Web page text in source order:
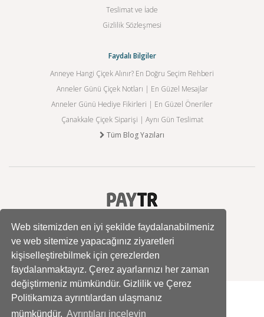
Web sitemizden en iyi şekilde faydalanabilmeniz
ve web sitemize yapacağınız ziyaretleri
kişiselleştirebilmek için çerezlerden
faydalanmaktayız. Çerez ayarlarınızı her zaman
değiştirmeniz mümkündür. Gizlilik ve Çerez
Politikamıza ayrıntılardan ulaşmanız
mümkündür. Ayrıntıları inceleyin
Teslimat ve İade
Gizlilik Sözleşmesi
Faydalı Bilgiler
Anneye Hangi Çiçek Alınır? En Doğru Seçim Rehberi
Anneler Günü Çiçek Notları | En Güzel Mesajlar
Anneler Günü Hediye Fikirleri | En Güzel Öneriler
Çanakkale Çiçek Siparişi | Aynı Gün Teslimat
Tüm Blog Yazıları